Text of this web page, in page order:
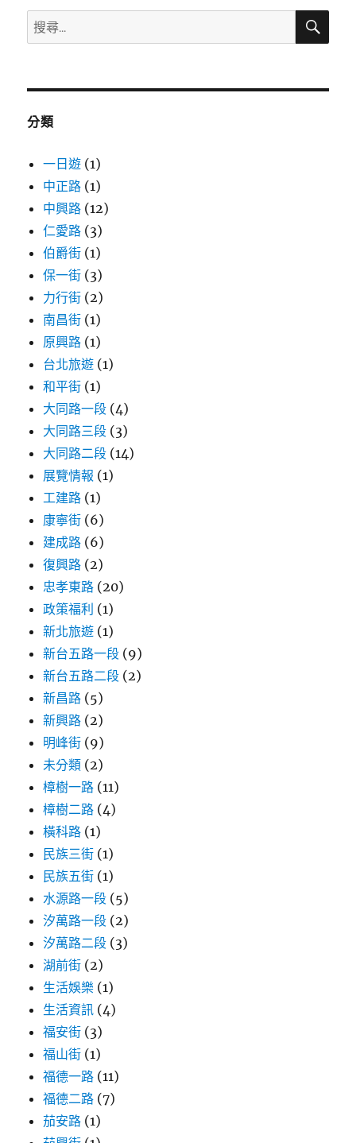
搜
尋
鍵
搜
分類
一日遊 (1)
中正路 (1)
中興路 (12)
仁愛路 (3)
伯爵街 (1)
保一街 (3)
力行街 (2)
南昌街 (1)
原興路 (1)
台北旅遊 (1)
和平街 (1)
大同路一段 (4)
大同路三段 (3)
大同路二段 (14)
展覽情報 (1)
工建路 (1)
康寧街 (6)
建成路 (6)
復興路 (2)
忠孝東路 (20)
政策福利 (1)
新北旅遊 (1)
新台五路一段 (9)
新台五路二段 (2)
新昌路 (5)
新興路 (2)
明峰街 (9)
未分類 (2)
樟樹一路 (11)
樟樹二路 (4)
橫科路 (1)
民族三街 (1)
民族五街 (1)
水源路一段 (5)
汐萬路一段 (2)
汐萬路二段 (3)
湖前街 (2)
生活娛樂 (1)
生活資訊 (4)
福安街 (3)
福山街 (1)
福德一路 (11)
福德二路 (7)
茄安路 (1)